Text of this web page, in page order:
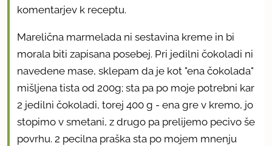
komentarjev k receptu.
Marelična marmelada ni sestavina kreme in bi
morala biti zapisana posebej. Pri jedilni čokoladi ni
navedene mase, sklepam da je kot "ena čokolada"
mišljena tista od 200g; sta pa po moje potrebni kar
2 jedilni čokoladi, torej 400 g - ena gre v kremo, jo
stopimo v smetani, z drugo pa prelijemo pecivo še
povrhu. 2 pecilna praška sta po mojem mnenju